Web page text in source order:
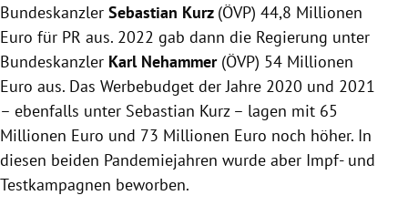
Bundeskanzler Sebastian Kurz (ÖVP) 44,8 Millionen
Euro für PR aus. 2022 gab dann die Regierung unter
Bundeskanzler Karl Nehammer(ÖVP) 54 Millionen
Euro aus. Das Werbebudget der Jahre 2020 und 2021
– ebenfalls unter Sebastian Kurz – lagen mit 65
Millionen Euro und 73 Millionen Euro noch höher. In
diesen beiden Pandemiejahren wurde aber Impf- und
Testkampagnen beworben.